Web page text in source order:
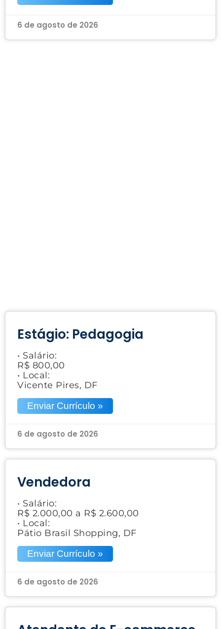
6 de agosto de 2026
Estágio: Pedagogia
• Salário:
R$ 800,00
• Local:
Vicente Pires, DF
Enviar Currículo »
6 de agosto de 2026
Vendedora
• Salário:
R$ 2.000,00 a R$ 2.600,00
• Local:
Pátio Brasil Shopping, DF
Enviar Currículo »
6 de agosto de 2026